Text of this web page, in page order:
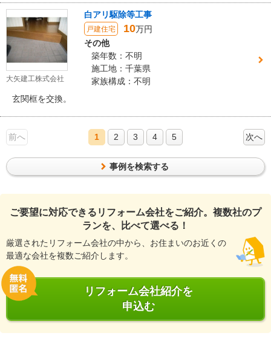
大矢建工株式会社
白アリ駆除等工事
戸建住宅 10万円
その他
築年数：不明
施工地：千葉県
家族構成：不明
玄関框を交換。
前へ 1 2 3 4 5 次へ
事例を検索する
ご要望に対応できるリフォーム会社をご紹介。複数社のプ
ランを、比べて選べる！
厳選されたリフォーム会社の中から、お住まいのお近くの
最適な会社を複数ご紹介します。
リフォーム会社紹介を
申込む